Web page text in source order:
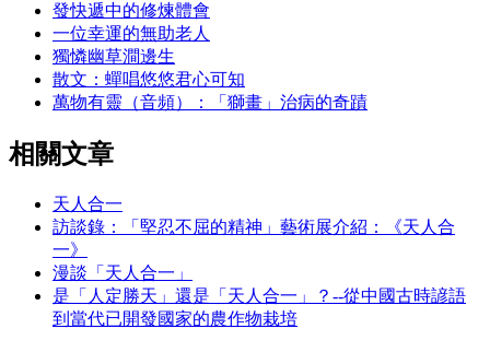
發快遞中的修煉體會
一位幸運的無助老人
獨憐幽草澗邊生
散文：蟬唱悠悠君心可知
萬物有靈（音頻）：「獅畫」治病的奇蹟
相關文章
天人合一
訪談錄：「堅忍不屈的精神」藝術展介紹：《天人合
一》
漫談「天人合一」
是「人定勝天」還是「天人合一」？--從中國古時諺語
到當代已開發國家的農作物栽培